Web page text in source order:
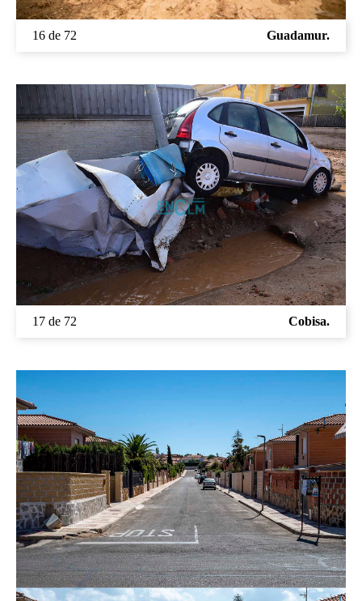
16 de 72 Guadamur.
17 de 72 Cobisa.
Medio Ambiente
Planeta Rural
Especiales
Política
Galerías